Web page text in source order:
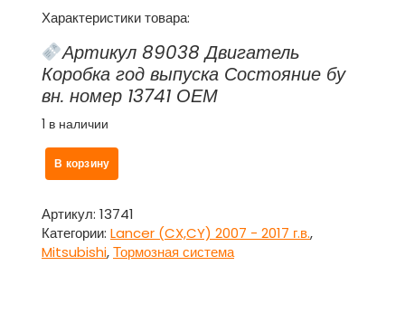
Характеристики товара:
Артикул 89038 Двигатель
Коробка год выпуска Состояние бу
вн. номер 13741 ОЕМ
1 в наличии
Количество
товара
тормозной
передний
для
В корзину
Артикул: 13741
Категории: Lancer (CX,CY) 2007 - 2017 г.в.,
Mitsubishi,Тормозная система